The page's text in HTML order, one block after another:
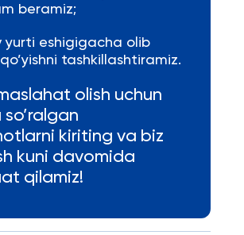
beramiz;
yurti eshigigacha olib
tashkillashtiramiz.
olish uchun
kiriting va biz
kuni davomida
qilamiz!